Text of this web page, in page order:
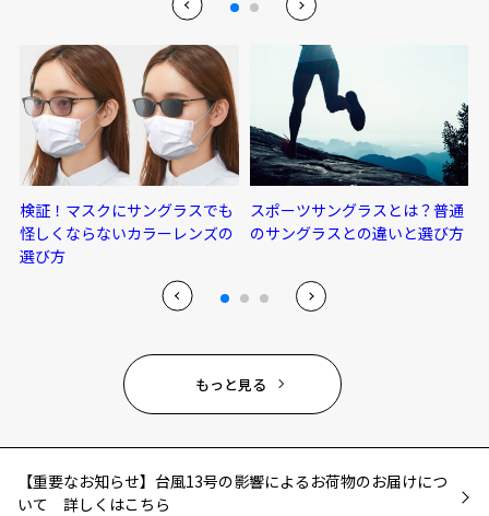
検証！マスクにサングラスでも
怪しくならないカラーレンズの
選び方
スポーツサングラスとは？普通
のサングラスとの違いと選び方
もっと見る
【重要なお知らせ】台風13号の影響によるお荷物のお届けにつ
いて 詳しくはこちら